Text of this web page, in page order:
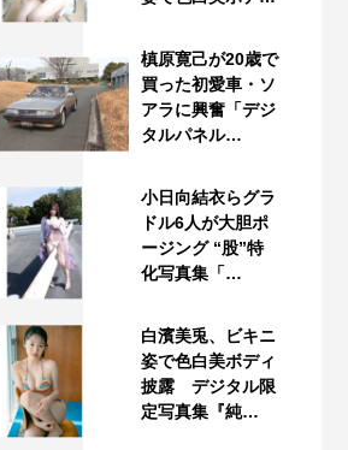
槙原寛己が20歳で
買った初愛車・ソ
アラに興奮「デジ
タルパネル…
小日向結衣らグラ
ドル6人が大胆ポ
ージング “股”特
化写真集「…
白濱美兎、ビキニ
姿で色白美ボディ
披露 デジタル限
定写真集『純…